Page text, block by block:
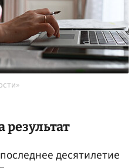
результат
десятилетие